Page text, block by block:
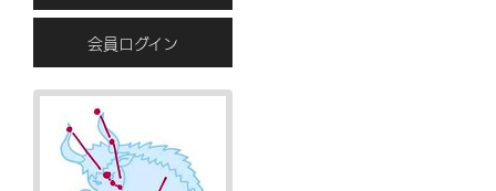
会員ログイン